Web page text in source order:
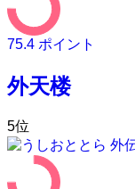
75.4 ポイント
外天楼
5位